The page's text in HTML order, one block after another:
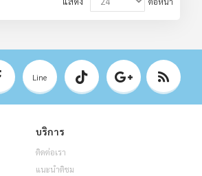
Line
บริการ
ติดต่อเรา
แนะนำติชม